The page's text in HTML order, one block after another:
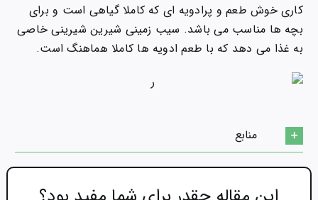
کاری خوش طعم و پرادویه ای که کاملا گیاهی است و برای
بچه ها مناسب می باشد. سیب زمینی شیرین شیرینی خاصی
به غذا می دهد که با طعم ادویه ها کاملا هماهنگ است.
منابع